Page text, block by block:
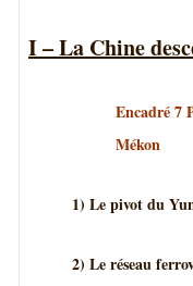
I – La Chine
Encadré 7
Mékon
1) Le pivot du
2) Le réseau